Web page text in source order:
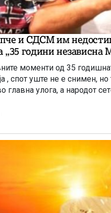
и СДСМ им
„35 години независна
моменти од 35
, спот уште не е снимен,
главна улога, а народот